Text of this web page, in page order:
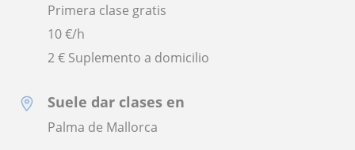
Primera clase gratis
10€/h
2 € Suplemento a domicilio
Suele dar clases en
Palma de Mallorca